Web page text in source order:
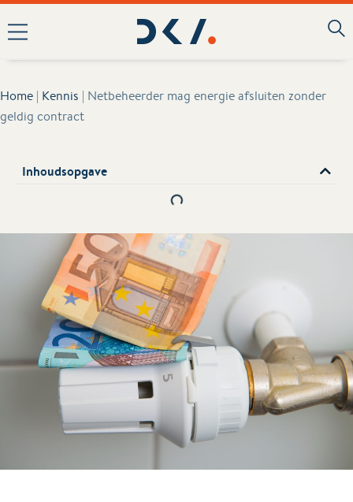
Home | Kennis | Netbeheerder mag energie afsluiten zonder
geldig contract
Inhoudsopgave